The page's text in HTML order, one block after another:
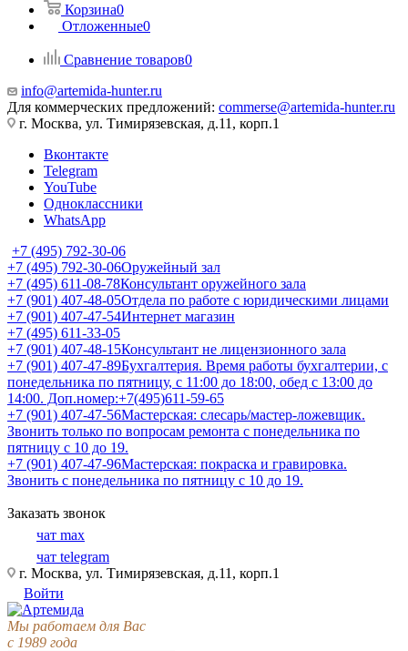
Корзина0
Отложенные0
Сравнение товаров0
info@artemida-hunter.ru
Для коммерческих предложений: commerse@artemida-hunter.ru
г. Москва, ул. Тимирязевская, д.11, корп.1
Вконтакте
Telegram
YouTube
Одноклассники
WhatsApp
+7 (495) 792-30-06
+7 (495) 792-30-06Оружейный зал
+7 (495) 611-08-78Консультант оружейного зала
+7 (901) 407-48-05Отдела по работе с юридическими лицами
+7 (901) 407-47-54Интернет магазин
+7 (495) 611-33-05
+7 (901) 407-48-15Консультант не лицензионного зала
+7 (901) 407-47-89Бухгалтерия. Время работы бухгалтерии, с
понедельника по пятницу, с 11:00 до 18:00, обед с 13:00 до
14:00. Доп.номер:+7(495)611-59-65
+7 (901) 407-47-56Мастерская: слесарь/мастер-ложевщик.
Звонить только по вопросам ремонта с понедельника по
пятницу с 10 до 19.
+7 (901) 407-47-96Мастерская: покраска и гравировка.
Звонить с понедельника по пятницу с 10 до 19.
Заказать звонок
чат max
чат telegram
г. Москва, ул. Тимирязевская, д.11, корп.1
Войти
Мы работаем для Вас
с 1989 года